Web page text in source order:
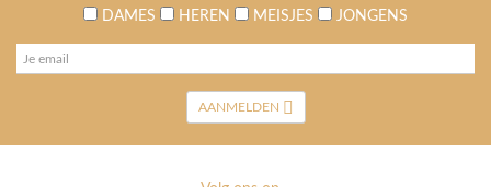
DAMES HEREN MEISJES JONGENS
AANMELDEN